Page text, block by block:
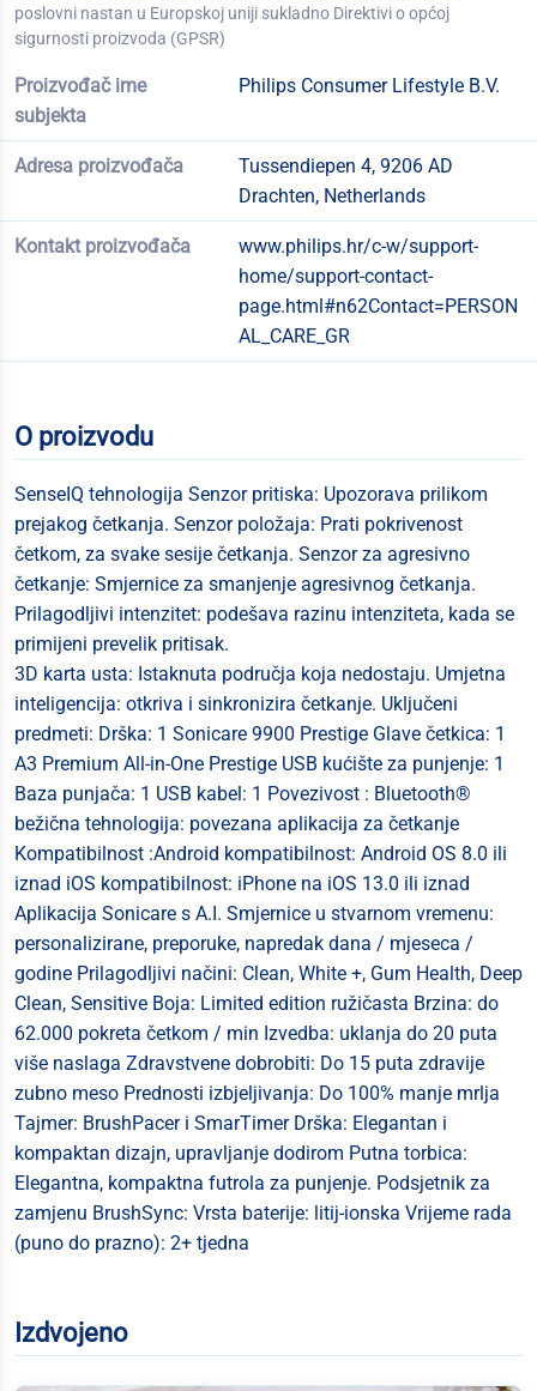
poslovni nastan u Europskoj uniji sukladno Direktivi o općoj
sigurnosti proizvoda (GPSR)
Proizvođač ime
subjekta
Philips Consumer Lifestyle B.V.
Adresa proizvođača
Tussendiepen 4, 9206 AD
Drachten, Netherlands
Kontakt proizvođača
www.philips.hr/c-w/support-
home/support-contact-
page.html#n62Contact=PERSON
AL_CARE_GR
O proizvodu
SenseIQ tehnologija Senzor pritiska: Upozorava prilikom
prejakog četkanja. Senzor položaja: Prati pokrivenost
četkom, za svake sesije četkanja. Senzor za agresivno
četkanje: Smjernice za smanjenje agresivnog četkanja.
Prilagodljivi intenzitet: podešava razinu intenziteta, kada se
primijeni prevelik pritisak.
3D karta usta: Istaknuta područja koja nedostaju. Umjetna
inteligencija: otkriva i sinkronizira četkanje. Uključeni
predmeti: Drška: 1 Sonicare 9900 Prestige Glave četkica: 1
A3 Premium All-in-One Prestige USB kućište za punjenje: 1
Baza punjača: 1 USB kabel: 1 Povezivost : Bluetooth®
bežična tehnologija: povezana aplikacija za četkanje
Kompatibilnost :Android kompatibilnost: Android OS 8.0 ili
iznad iOS kompatibilnost: iPhone na iOS 13.0 ili iznad
Aplikacija Sonicare s A.I. Smjernice u stvarnom vremenu:
personalizirane, preporuke, napredak dana / mjeseca /
godine Prilagodljivi načini: Clean, White +, Gum Health, Deep
Clean, Sensitive Boja: Limited edition ružičasta Brzina: do
62.000 pokreta četkom / min Izvedba: uklanja do 20 puta
više naslaga Zdravstvene dobrobiti: Do 15 puta zdravije
zubno meso Prednosti izbjeljivanja: Do 100% manje mrlja
Tajmer: BrushPacer i SmarTimer Drška: Elegantan i
kompaktan dizajn, upravljanje dodirom Putna torbica:
Elegantna, kompaktna futrola za punjenje. Podsjetnik za
zamjenu BrushSync: Vrsta baterije: litij-ionska Vrijeme rada
(puno do prazno): 2+ tjedna
Izdvojeno